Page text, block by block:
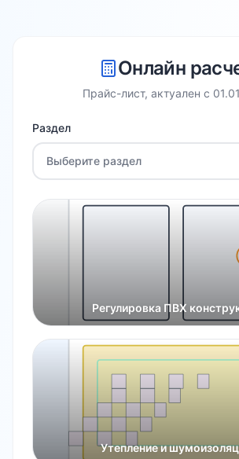
Онлайн
Прайс-лист, актуален с
Раздел
Выберите раздел
Регулировка ПВХ
Утепление и